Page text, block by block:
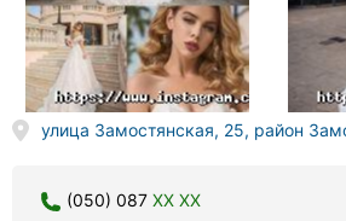
Херсон
Полтава
Чернигов
Черкассы
улица Замостянская, 25, район
(050) 087 XX XX